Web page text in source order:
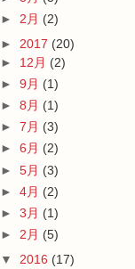
► 2月 (2)
► 2017 (20)
► 12月 (2)
► 9月 (1)
► 8月 (1)
► 7月 (3)
► 6月 (2)
► 5月 (3)
► 4月 (2)
► 3月 (1)
► 2月 (5)
▼ 2016 (17)